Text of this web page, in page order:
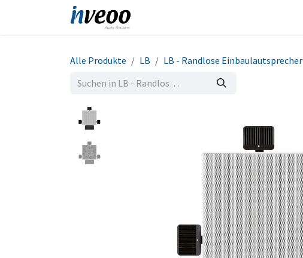
Zum Inhalt springen
Alle Produkte LB LB - Randlose Einbaulautsprecher